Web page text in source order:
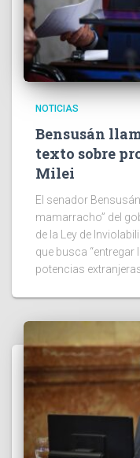
NOTICIAS
Bensusán
texto sobre
Milei
El senador
mamarracho” del
de la Ley de
que busca “entregar
potencias